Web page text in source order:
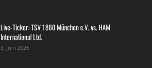
Live-Ticker: TSV 1860 München e.V. vs. HAM
International Ltd.
3. Juni 2026